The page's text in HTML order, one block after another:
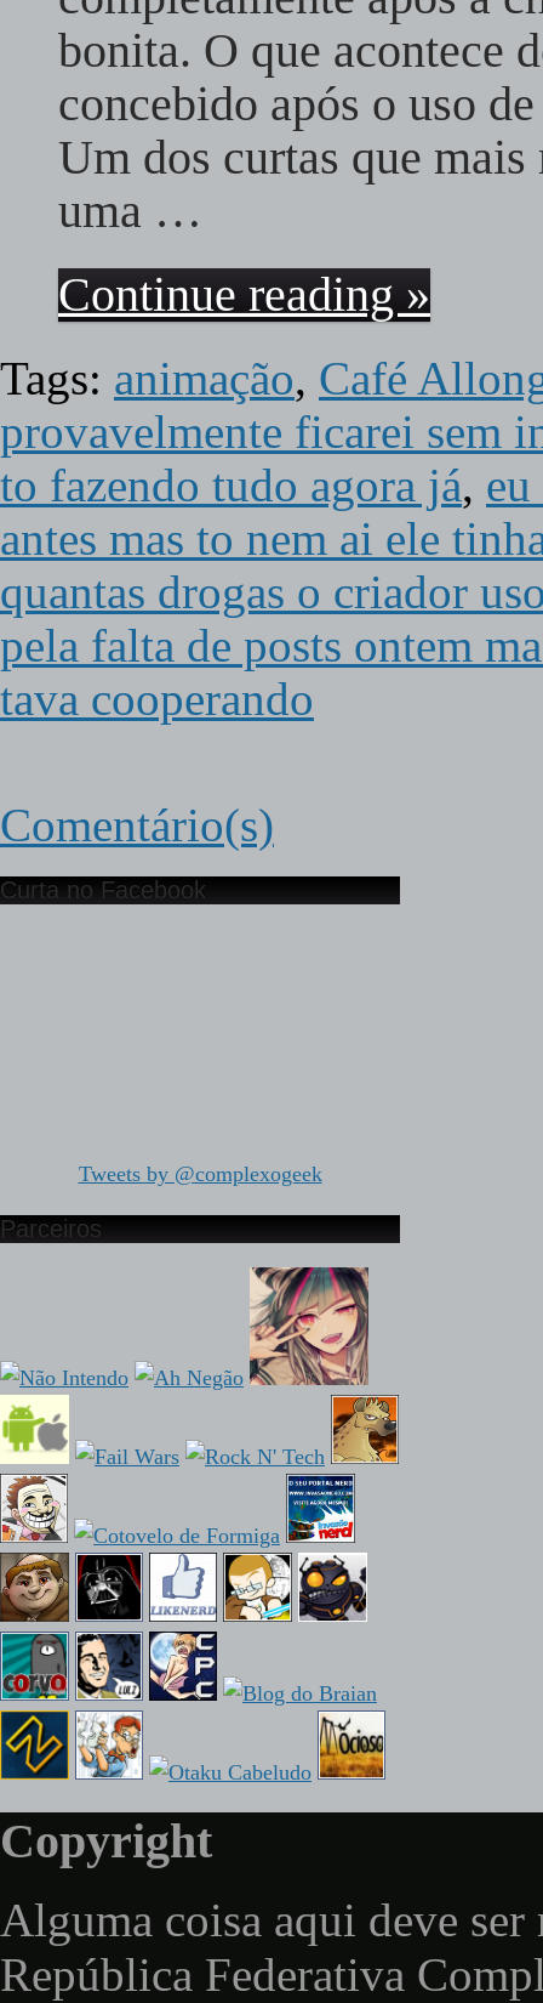
bonita. O que acontece
concebido após o uso
Um dos curtas que
uma …
Continue reading »
Tags: animação, Café
provavelmente ficarei sem
to fazendo tudo agora já,
antes mas to nem ai ele
quantas drogas o criador
pela falta de posts ontem
tava cooperando
Comentário(s)
Curta no Facebook
Tweets by @complexogeek
Parceiros
Copyright
Alguma coisa aqui deve ser
República Federativa